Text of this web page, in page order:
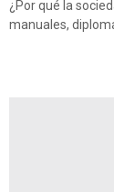
¿Por qué la
manuales,